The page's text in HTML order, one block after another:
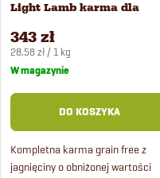
Light Lamb karma dla
343 zł
Cena
jednostkowa:
28,58 zł / 1 kg
W magazynie
DO KOSZYKA
Kompletna karma grain free z
jagnięciny o obniżonej wartości